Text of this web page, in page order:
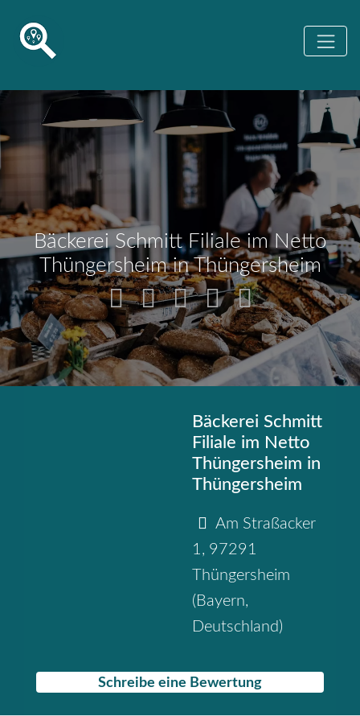
Bäckerei Schmitt Filiale im Netto
Thüngersheim in Thüngersheim
Bäckerei Schmitt
Filiale im Netto
Thüngersheim in
Thüngersheim
Am Straßacker
1, 97291
Thüngersheim
( Bayern,
Deutschland)
Schreibe eine Bewertung